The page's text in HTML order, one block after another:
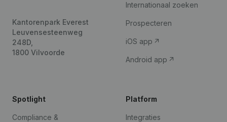
Kantorenpark Everest
Leuvensesteenweg
248D,
1800 Vilvoorde
Internationaal zoeken
Prospecteren
iOS app
Android app
Spotlight
Compliance &
Platform
Integraties